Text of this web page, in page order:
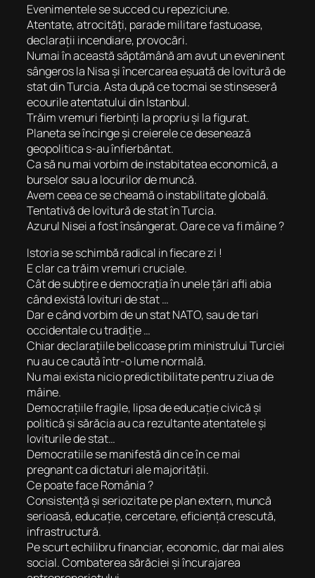
Evenimentele se succed cu repeziciune.
Atentate, atrocități, parade militare fastuoase,
declarații incendiare, provocări.
Numai în această săptămână am avut un eveninent
sângeros la Nisa și încercarea eșuată de lovitură de
stat din Turcia. Asta după ce tocmai se stinseseră
ecourile atentatului din Istanbul.
Trăim vremuri fierbinți la propriu și la figurat.
Planeta se încinge și creierele ce desenează
geopolitica s-au înfierbântat.
Ca să nu mai vorbim de instabitatea economică, a
burselor sau a locurilor de muncă.
Avem ceea ce se cheamă o instabilitate globală.
Tentativă de lovitură de stat în Turcia.
Azurul Nisei a fost însângerat. Oare ce va fi mâine ?
Istoria se schimbă radical in fiecare zi !
E clar ca trăim vremuri cruciale.
Cât de subțire e democrația în unele țări afli abia
când există lovituri de stat …
Dar e când vorbim de un stat NATO, sau de tari
occidentale cu tradiție …
Chiar declarațiile belicoase prim ministrului Turciei
nu au ce caută într-o lume normală.
Nu mai exista nicio predictibilitate pentru ziua de
mâine.
Democrațiile fragile, lipsa de educație civică și
politică și sărăcia au ca rezultante atentatele și
loviturile de stat…
Democratiile se manifestă din ce în ce mai
pregnant ca dictaturi ale majorității.
Ce poate face România ?
Consistență și seriozitate pe plan extern, muncă
serioasă, educație, cercetare, eficiență crescută,
infrastructură.
Pe scurt echilibru financiar, economic, dar mai ales
social. Combaterea sărăciei și încurajarea